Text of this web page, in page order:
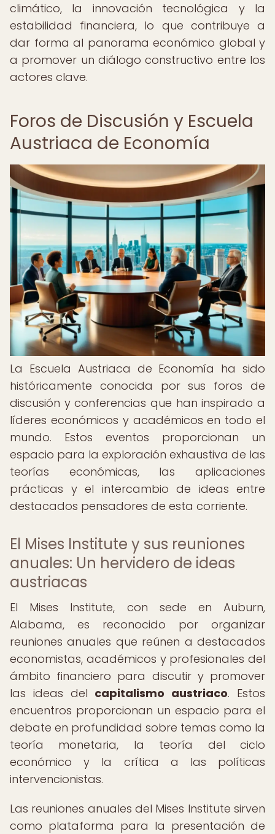
climático, la innovación tecnológica y la
estabilidad financiera, lo que contribuye a
dar forma al panorama económico global y
a promover un diálogo constructivo entre los
actores clave.
Foros de Discusión y Escuela
Austriaca de Economía
La Escuela Austriaca de Economía ha sido
históricamente conocida por sus foros de
discusión y conferencias que han inspirado a
líderes económicos y académicos en todo el
mundo. Estos eventos proporcionan un
espacio para la exploración exhaustiva de las
teorías económicas, las aplicaciones
prácticas y el intercambio de ideas entre
destacados pensadores de esta corriente.
El Mises Institute y sus reuniones
anuales: Un hervidero de ideas
austriacas
El Mises Institute, con sede en Auburn,
Alabama, es reconocido por organizar
reuniones anuales que reúnen a destacados
economistas, académicos y profesionales del
ámbito financiero para discutir y promover
las ideas del capitalismo austriaco. Estos
encuentros proporcionan un espacio para el
debate en profundidad sobre temas como la
teoría monetaria, la teoría del ciclo
económico y la crítica a las políticas
intervencionistas.
Las reuniones anuales del Mises Institute sirven
como plataforma para la presentación de